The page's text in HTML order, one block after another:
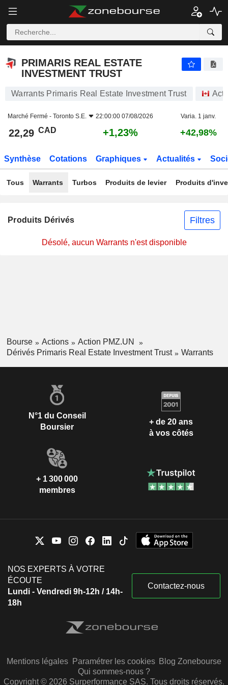
PRIMARIS REAL ESTATE
INVESTMENT TRUST
Warrants Primaris Real Estate Investment Trust
Marché Fermé - Toronto S.E. 22:00:00 07/08/2026 Varia. 1 janv.
22,29 CAD +1,23% +42,98%
Synthèse Cotations Graphiques Actualités
Tous Warrants Turbos Produits de levier Produits
Produits Dérivés Filtres
Désolé, aucun Warrants n'est disponible
Bourse Actions
Action PMZ.UN
Dérivés Primaris Real Estate Investment Trust
Warrants
N°1 du Conseil
Boursier
+ de 20 ans
à vos côtés
+ 1 300 000
membres
NOS EXPERTS À VOTRE
ÉCOUTE
Lundi - Vendredi 9h-12h / 14h-
18h
Contactez-nous
Mentions légales Paramétrer les cookies Blog Zonebourse
Qui sommes-nous ?
Copyright © 2026 Surperformance SAS. Tous droits réservés.